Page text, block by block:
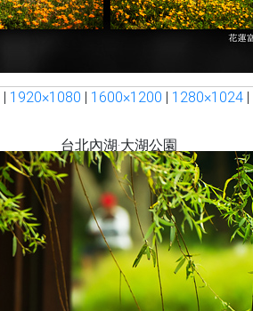
| 1920×1080 | 1600×1200 | 1280×1024 |
台北內湖‧大湖公園